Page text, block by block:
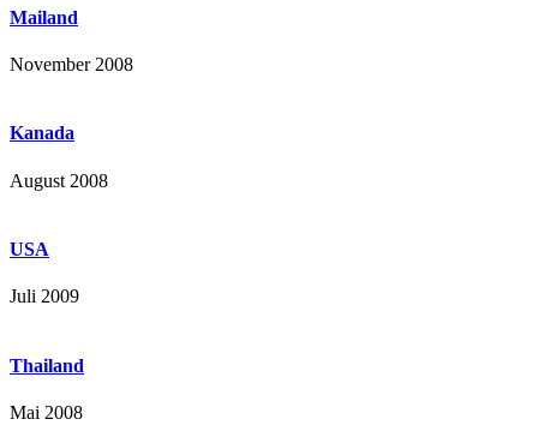
Mailand
November 2008
Kanada
August 2008
USA
Juli 2009
Thailand
Mai 2008